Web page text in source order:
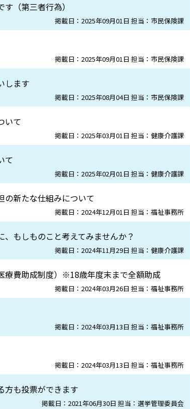
（第三者行為）
掲載日：2025年09月01日 担当：市民保険課
掲載日：2025年09月01日 担当：市民保険課
します
掲載日：2025年08月04日 担当：市民保険課
いて
掲載日：2025年03月01日 担当：健康介護課
て
掲載日：2025年02月01日 担当：健康介護課
の新たな仕組みについて
掲載日：2024年12月01日 担当：福祉事務所
もしものこと考えてみませんか？
掲載日：2024年11月29日 担当：健康介護課
療費助成制度）※18歳年度末まで全額助成
掲載日：2024年03月26日 担当：福祉事務所
掲載日：2024年03月13日 担当：福祉事務所
掲載日：2024年03月13日 担当：福祉事務所
方も投票ができます
掲載日：2021年06月30日 担当：選挙管理委員会